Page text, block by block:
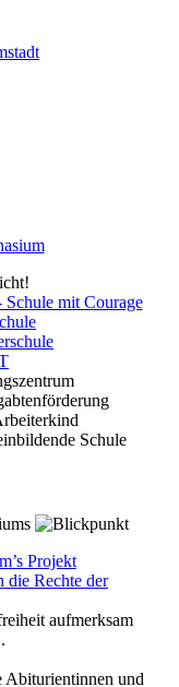
Projekt
die Rechte der
aufmerksam
Abiturientinnen und